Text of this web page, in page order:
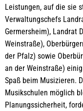
Leistungen, auf die sie
Verwaltungschefs
Germersheim), Landrat
Weinstraße),
der Pfalz) sowie
an der Weinstraße)
Spaß beim Musizieren.
Musikschulen möglich
Planungssicherheit,